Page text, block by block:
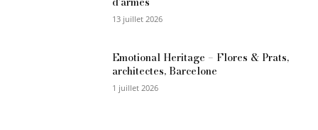
13 juillet 2026
Emotional Heritage – Flores & Prats,
architectes, Barcelone
1 juillet 2026